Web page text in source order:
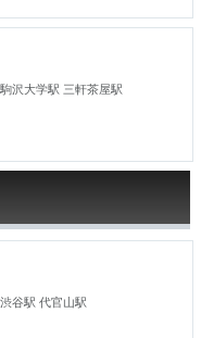
沢大学駅 三軒茶屋駅
谷駅 代官山駅